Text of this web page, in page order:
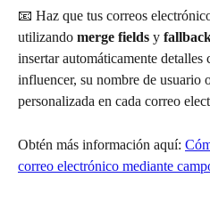
📧 Haz que tus correos
utilizando merge fields y
insertar automáticamente detalles
influencer, su nombre de usuario
personalizada en cada correo
Obtén más información aquí:
correo electrónico mediante